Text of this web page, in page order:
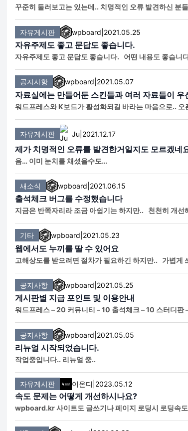
꾸준히 둘러보고는 있는데.. 치명적인 오류 발견하신
자유게시판
wpboard 2021.05.25
자유주제도 좋고 문답도 좋습니다.
자유주제도 좋고 문답도 좋습니다. 어떤 내용도 좋습니
공지사항 wpboard 2021.05.07
자료실에는 만들어둔 스킨들과 여러 자료들이 우
워드프레스와 K보드가 활성화되길 바라는 마음으로..
자유게시판
Ju 2021.12.17
제가 치명적인 오류를 발견한거일지도 모르겠네
음… 이미 눈치를 채셨을수도…
새소식 wpboard 2021.06.15
출석체크 버그를 수정했습니다
지금은 반쪽자리라 조금 아쉽기는 하지만.. 천천히 개
기타 wpboard 2021.05.23
웹에서도 누끼를 딸 수 있어요
고해상도를 받으려면 절차가 필요하긴 하지만.. 가볍
공지사항
wpboard 2021.05.25
게시판별 지급 포인트 및 이용안내
워드프레스 – 20 커뮤니티 – 10 출석체크 – 10 스터디
공지사항
wpboard 2021.05.05
리뉴얼 시작되었습니다.
작업중입니다.. 리뉴얼 중..
자유게시판 이온디 2023.05.12
속도 문제는 어떻게 개선하시나요?
wpboard.kr 사이트도 글쓰기나 페이지 로딩시 로딩속